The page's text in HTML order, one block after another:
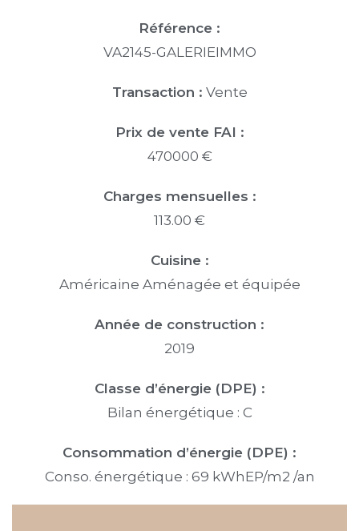
Référence :
VA2145-GALERIEIMMO
Transaction : Vente
Prix de vente FAI :
470000 €
Charges mensuelles :
113.00 €
Cuisine :
Américaine Aménagée et équipée
Année de construction :
2019
Classe d’énergie (DPE) :
Bilan énergétique : C
Consommation d’énergie (DPE) :
Conso. énergétique : 69 kWhEP/m2 /an